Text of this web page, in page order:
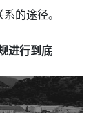
的途径。
进行到底